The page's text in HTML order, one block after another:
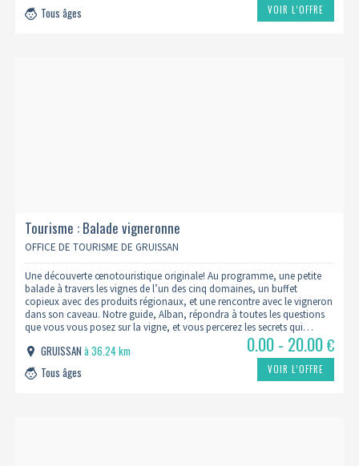
Tous âges
VOIR L’OFFRE
Tourisme : Balade vigneronne
OFFICE DE TOURISME DE GRUISSAN
Une découverte œnotouristique originale! Au programme, une petite
balade à travers les vignes de l’un des cinq domaines, un buffet
copieux avec des produits régionaux, et une rencontre avec le vigneron
dans son caveau. Notre guide, Alban, répondra à toutes les questions
que vous vous posez sur la vigne, et vous percerez les secrets qui…
GRUISSANà 36.24 km
Tous âges
0.00 - 20.00€
VOIR L’OFFRE